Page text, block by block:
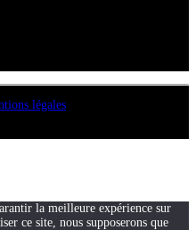
légales
la meilleure expérience sur
ce site, nous supposerons que